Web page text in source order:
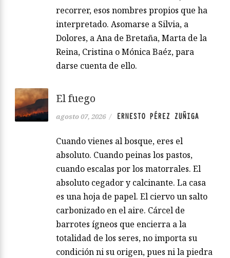
recorrer, esos nombres propios que ha
interpretado. Asomarse a Silvia, a
Dolores, a Ana de Bretaña, Marta de la
Reina, Cristina o Mónica Baéz, para
darse cuenta de ello.
El fuego
agosto 07, 2026 / ERNESTO PÉREZ ZUÑIGA
Cuando vienes al bosque, eres el
absoluto. Cuando peinas los pastos,
cuando escalas por los matorrales. El
absoluto cegador y calcinante. La casa
es una hoja de papel. El ciervo un salto
carbonizado en el aire. Cárcel de
barrotes ígneos que encierra a la
totalidad de los seres, no importa su
condición ni su origen, pues ni la piedra